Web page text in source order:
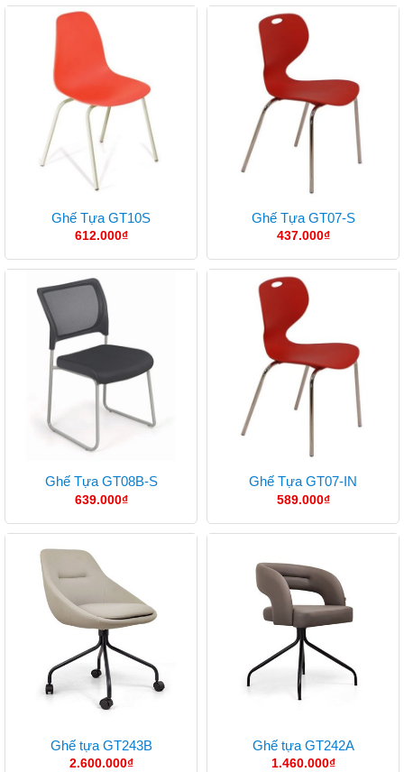
Ghế Tựa GT10S
612.000₫
Ghế Tựa GT07-S
437.000₫
Ghế Tựa GT08B-S
639.000₫
Ghế Tựa GT07-IN
589.000₫
Ghế tựa GT243B
2.600.000₫
Ghế tựa GT242A
1.460.000₫